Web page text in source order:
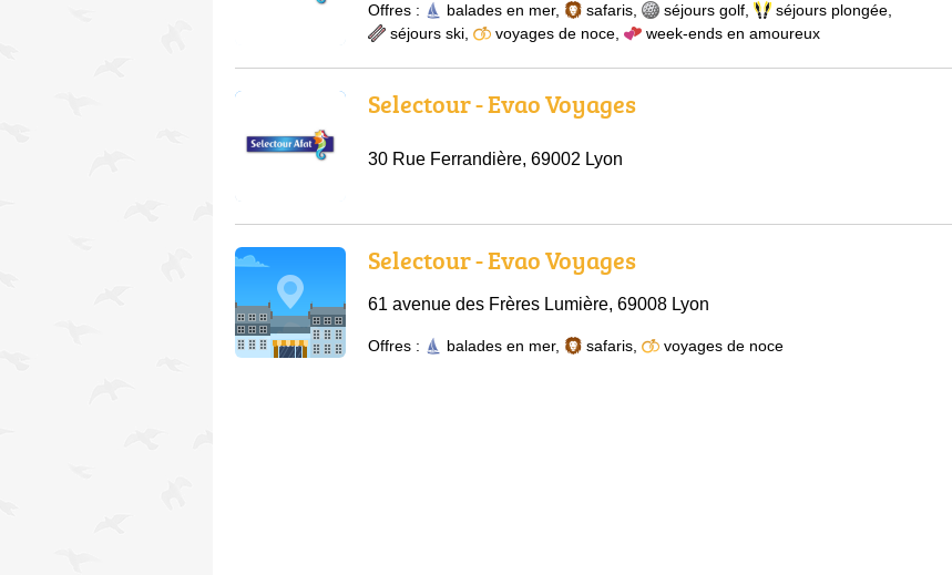
Offres : balades en mer, safaris séjours golf séjours plongée
séjours ski
voyages de noce week-ends en amoureux
Selectour - Evao Voyages
30 Rue Ferrandière, 69002 Lyon
Selectour - Evao Voyages
61 avenue des Frères Lumière, 69008 Lyon
Offres : balades en mer, safaris voyages de noce